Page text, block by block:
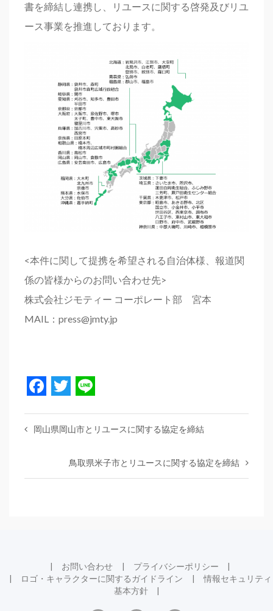
書を締結し連携し、リユースに関する啓発及びリユ
ース事業を推進しております。
<本件に関して提携を希望される自治体様、報道関
係の皆様からのお問い合わせ先>
株式会社ジモティー コーポレート部 宮本
MAIL：press@jmty.jp
Facebook
Twitter
岡山県岡山市とリユースに関する協定を締結
鳥取県米子市とリユースに関する協定を締結
お問い合わせ
プライバシーポリシー
ロゴ・キャラクターに関するガイドライン
情報セキュリティ
基本方針